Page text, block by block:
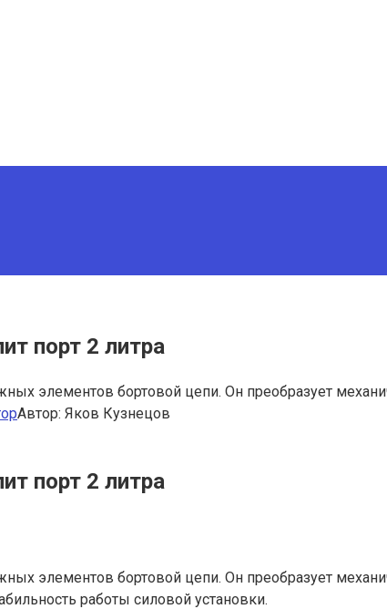
порт 2 литра
элементов бортовой цепи. Он преобразует
Автор: Яков Кузнецов
порт 2 литра
элементов бортовой цепи. Он преобразует
работы силовой установки.